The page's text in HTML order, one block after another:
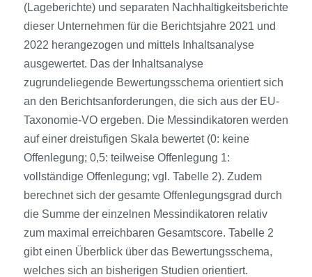
(Lageberichte) und separaten Nachhaltigkeitsberichte
dieser Unternehmen für die Berichtsjahre 2021 und
2022 herangezogen und mittels Inhaltsanalyse
ausgewertet. Das der Inhaltsanalyse
zugrundeliegende Bewertungsschema orientiert sich
an den Berichtsanforderungen, die sich aus der EU-
Taxonomie-VO ergeben. Die Messindikatoren werden
auf einer dreistufigen Skala bewertet (0: keine
Offenlegung; 0,5: teilweise Offenlegung 1:
vollständige Offenlegung; vgl. Tabelle 2). Zudem
berechnet sich der gesamte Offenlegungsgrad durch
die Summe der einzelnen Messindikatoren relativ
zum maximal erreichbaren Gesamtscore. Tabelle 2
gibt einen Überblick über das Bewertungsschema,
welches sich an bisherigen Studien orientiert.